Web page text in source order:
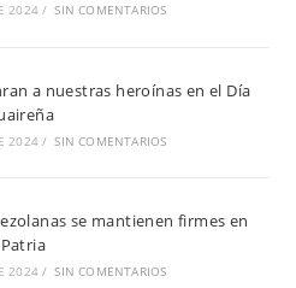
2024 / SIN COMENTARIOS
a nuestras heroínas en el Día
2024 / SIN COMENTARIOS
se mantienen firmes en
2024 / SIN COMENTARIOS